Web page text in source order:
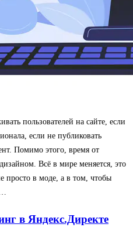
пользователей на сайте, если
если не публиковать
Помимо этого, время от
Всё в мире меняется, это
просто в моде, а в том, чтобы
в Яндекс.Директе